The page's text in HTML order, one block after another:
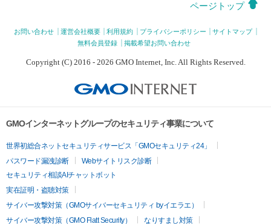
ページトップ
お問い合わせ 運営会社概要 利用規約 プライバシーポリシー
サイトマップ
無料会員登録
掲載希望お問い合わせ
Copyright (C) 2016 - 2026 GMO Internet, Inc. All Rights Reserved.
GMOインターネットグループのセキュリティ事業について
世界初総合ネットセキュリティサービス「GMOセキュリティ24」
パスワード漏洩診断
Webサイトリスク診断
セキュリティ相談AIチャットボット
実在証明・盗聴対策
サイバー攻撃対策（GMOサイバーセキュリティ byイエラエ）
サイバー攻撃対策（GMO Flatt Security）
なりすまし対策